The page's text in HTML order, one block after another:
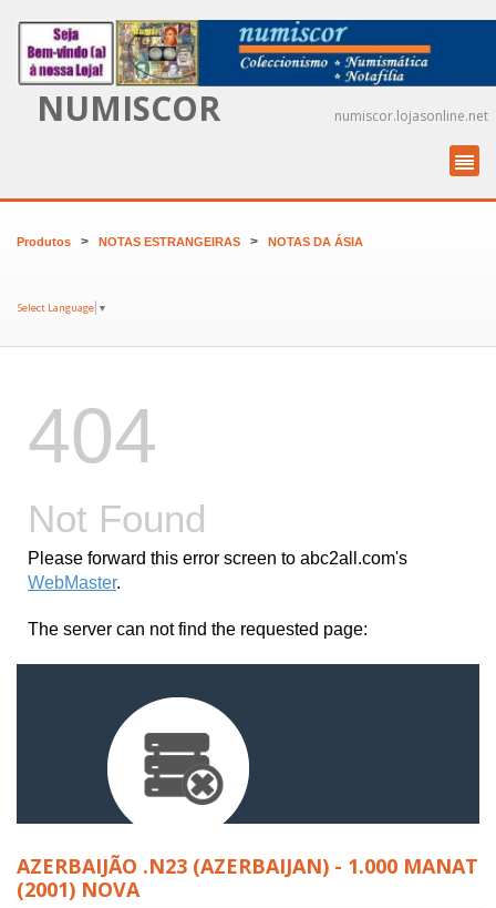
NUMISCOR numiscor.lojasonline.net
Produtos > NOTAS ESTRANGEIRAS > NOTAS DA ÁSIA
Select Language ▼
AZERBAIJÃO .N23 (AZERBAIJAN) - 1.000 MANAT
(2001) NOVA